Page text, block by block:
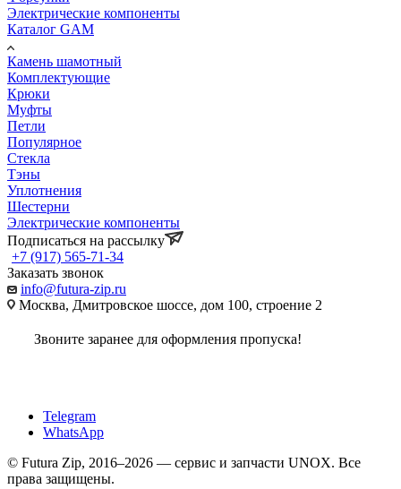
Электрические компоненты
Каталог GAM
Камень шамотный
Комплектующие
Крюки
Муфты
Петли
Популярное
Стекла
Тэны
Уплотнения
Шестерни
Электрические компоненты
Подписаться на рассылку
+7 (917) 565-71-34
Заказать звонок
info@futura-zip.ru
Москва, Дмитровское шоссе, дом 100, строение 2
Звоните заранее для оформления пропуска!
Telegram
WhatsApp
© Futura Zip, 2016–2026 — сервис и запчасти UNOX. Все
права защищены.